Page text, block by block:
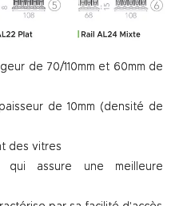
de 70/110mm et 60mm de
de 10mm (densité de
des vitres
qui assure une meilleure